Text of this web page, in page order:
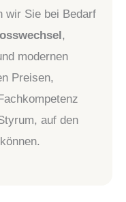
wir Sie bei Bedarf
,
modernen
Preisen,
auf den